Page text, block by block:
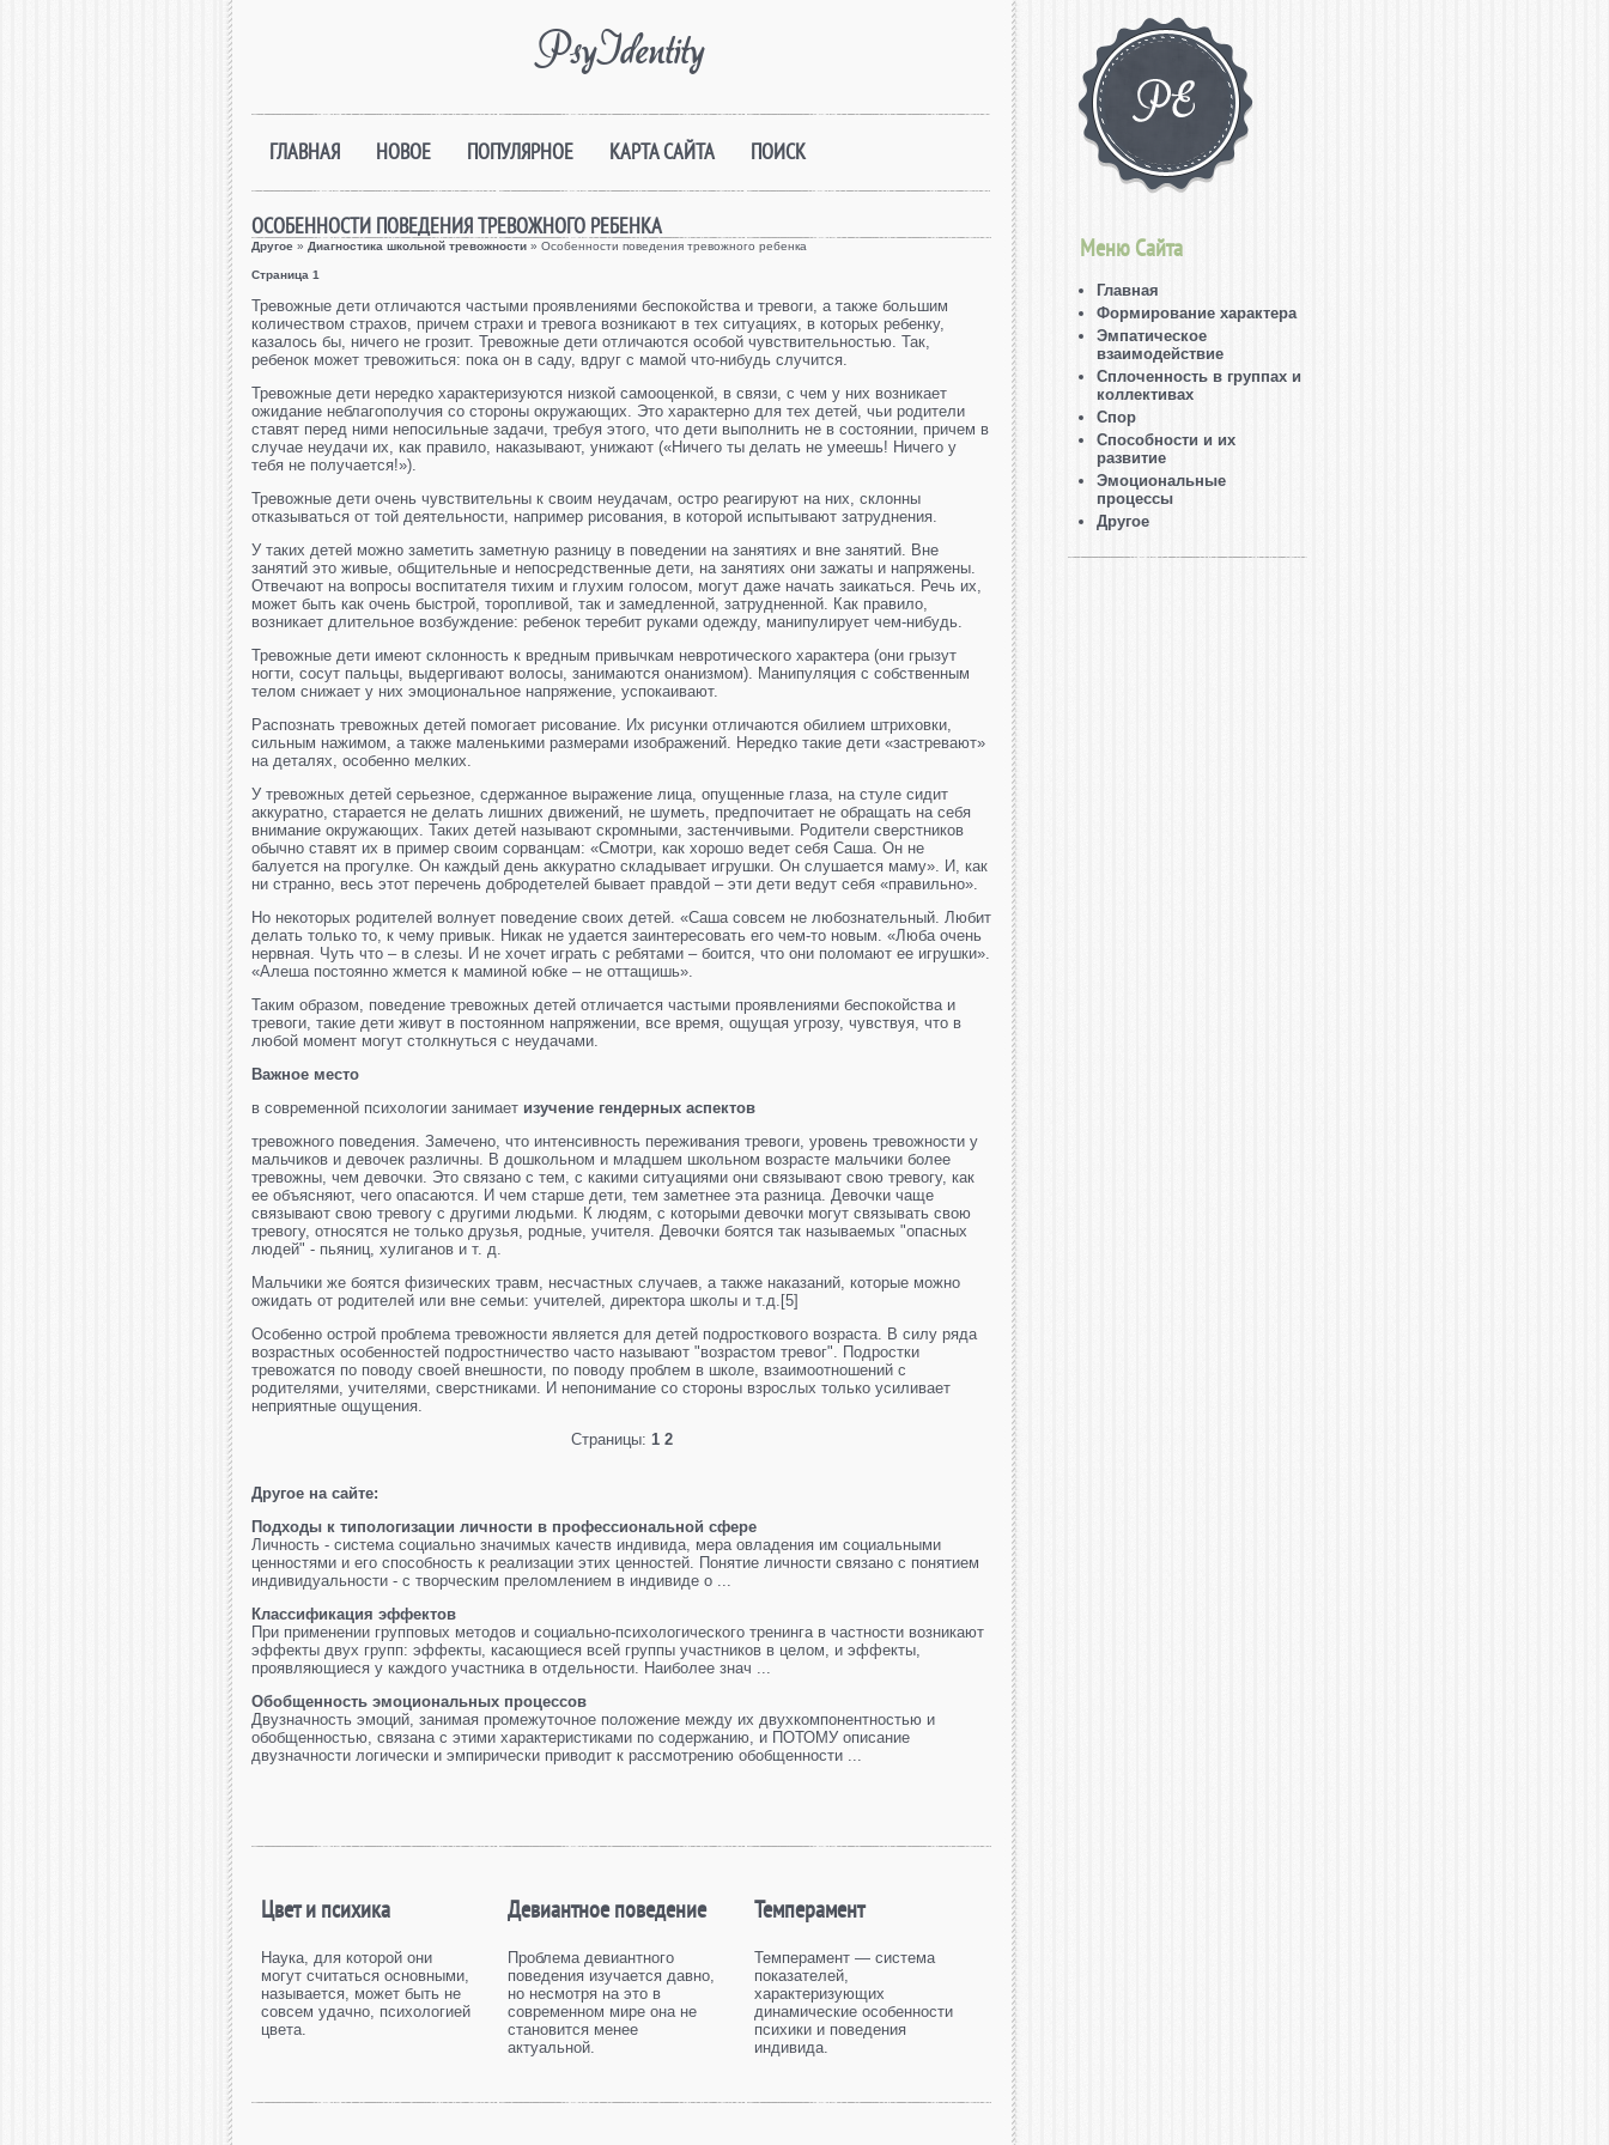
PsyIdentity
ГЛАВНАЯ НОВОЕ ПОПУЛЯРНОЕ КАРТА САЙТА ПОИСК
ОСОБЕННОСТИ ПОВЕДЕНИЯ ТРЕВОЖНОГО РЕБЕНКА
Другое » Диагностика школьной тревожности » Особенности поведения тревожного ребенка
Страница 1
Тревожные дети отличаются частыми проявлениями беспокойства и тревоги, а также большим
количеством страхов, причем страхи и тревога возникают в тех ситуациях, в которых ребенку,
казалось бы, ничего не грозит. Тревожные дети отличаются особой чувствительностью. Так,
ребенок может тревожиться: пока он в саду, вдруг с мамой что-нибудь случится.
Тревожные дети нередко характеризуются низкой самооценкой, в связи, с чем у них возникает
ожидание неблагополучия со стороны окружающих. Это характерно для тех детей, чьи родители
ставят перед ними непосильные задачи, требуя этого, что дети выполнить не в состоянии, причем в
случае неудачи их, как правило, наказывают, унижают («Ничего ты делать не умеешь! Ничего у
тебя не получается!»).
Тревожные дети очень чувствительны к своим неудачам, остро реагируют на них, склонны
отказываться от той деятельности, например рисования, в которой испытывают затруднения.
У таких детей можно заметить заметную разницу в поведении на занятиях и вне занятий. Вне
занятий это живые, общительные и непосредственные дети, на занятиях они зажаты и напряжены.
Отвечают на вопросы воспитателя тихим и глухим голосом, могут даже начать заикаться. Речь их,
может быть как очень быстрой, торопливой, так и замедленной, затрудненной. Как правило,
возникает длительное возбуждение: ребенок теребит руками одежду, манипулирует чем-нибудь.
Тревожные дети имеют склонность к вредным привычкам невротического характера (они грызут
ногти, сосут пальцы, выдергивают волосы, занимаются онанизмом). Манипуляция с собственным
телом снижает у них эмоциональное напряжение, успокаивают.
Распознать тревожных детей помогает рисование. Их рисунки отличаются обилием штриховки,
сильным нажимом, а также маленькими размерами изображений. Нередко такие дети «застревают»
на деталях, особенно мелких.
У тревожных детей серьезное, сдержанное выражение лица, опущенные глаза, на стуле сидит
аккуратно, старается не делать лишних движений, не шуметь, предпочитает не обращать на себя
внимание окружающих. Таких детей называют скромными, застенчивыми. Родители сверстников
обычно ставят их в пример своим сорванцам: «Смотри, как хорошо ведет себя Саша. Он не
балуется на прогулке. Он каждый день аккуратно складывает игрушки. Он слушается маму». И, как
ни странно, весь этот перечень добродетелей бывает правдой – эти дети ведут себя «правильно».
Но некоторых родителей волнует поведение своих детей. «Саша совсем не любознательный. Любит
делать только то, к чему привык. Никак не удается заинтересовать его чем-то новым. «Люба очень
нервная. Чуть что – в слезы. И не хочет играть с ребятами – боится, что они поломают ее игрушки».
«Алеша постоянно жмется к маминой юбке – не оттащишь».
Таким образом, поведение тревожных детей отличается частыми проявлениями беспокойства и
тревоги, такие дети живут в постоянном напряжении, все время, ощущая угрозу, чувствуя, что в
любой момент могут столкнуться с неудачами.
Важное место
в современной психологии занимает изучение гендерных аспектов
тревожного поведения. Замечено, что интенсивность переживания тревоги, уровень тревожности у
мальчиков и девочек различны. В дошкольном и младшем школьном возрасте мальчики более
тревожны, чем девочки. Это связано с тем, с какими ситуациями они связывают свою тревогу, как
ее объясняют, чего опасаются. И чем старше дети, тем заметнее эта разница. Девочки чаще
связывают свою тревогу с другими людьми. К людям, с которыми девочки могут связывать свою
тревогу, относятся не только друзья, родные, учителя. Девочки боятся так называемых "опасных
людей" - пьяниц, хулиганов и т. д.
Мальчики же боятся физических травм, несчастных случаев, а также наказаний, которые можно
ожидать от родителей или вне семьи: учителей, директора школы и т.д.[5]
Особенно острой проблема тревожности является для детей подросткового возраста. В силу ряда
возрастных особенностей подростничество часто называют "возрастом тревог". Подростки
тревожатся по поводу своей внешности, по поводу проблем в школе, взаимоотношений с
родителями, учителями, сверстниками. И непонимание со стороны взрослых только усиливает
неприятные ощущения.
Страницы: 1 2
Другое на сайте:
Подходы к типологизации личности в профессиональной сфере
Личность - система социально значимых качеств индивида, мера овладения им социальными
ценностями и его способность к реализации этих ценностей. Понятие личности связано с понятием
индивидуальности - с творческим преломлением в индивиде о ...
Классификация эффектов
При применении групповых методов и социально-психологического тренинга в частности возникают
эффекты двух групп: эффекты, касающиеся всей группы участников в целом, и эффекты,
проявляющиеся у каждого участника в отдельности. Наиболее знач ...
Обобщенность эмоциональных процессов
Двузначность эмоций, занимая промежуточное положение между их двухкомпонентностью и
обобщенностью, связана с этими характеристиками по содержанию, и ПОТОМУ описание
двузначности логически и эмпирически приводит к рассмотрению обобщенности ...
Цвет и психика
Наука, для которой они
могут считаться основными,
называется, может быть не
совсем удачно, психологией
цвета.
Девиантное поведение
Проблема девиантного
поведения изучается давно,
но несмотря на это в
современном мире она не
становится менее
актуальной.
Темперамент
Темперамент — система
показателей,
характеризующих
динамические особенности
психики и поведения
индивида.
Меню Сайта
Главная
Формирование характера
Эмпатическое
взаимодействие
Сплоченность в группах и
коллективах
Спор
Способности и их
развитие
Эмоциональные
процессы
Другое